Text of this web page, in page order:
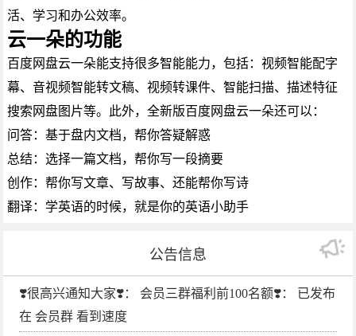
活、学习和办公效率。
云一朵的功能
百度网盘云一朵能支持很多智能能力，包括：视频智能配字
幕、音视频智能转文稿、视频转课件、智能扫描、描述特征
搜索网盘图片等。此外，全新版百度网盘云一朵还可以：
问答：基于盘内文档，帮你答疑解惑
总结：选择一篇文档，帮你写一段摘要
创作：帮你写文章、写故事、还能帮你写诗
翻译：学英语的时候，就是你的英语小助手
公告信息
❣️很高兴通知大家❣️： 会员三群福利前100名额❣️： 已发布
在 会员群 看到速度